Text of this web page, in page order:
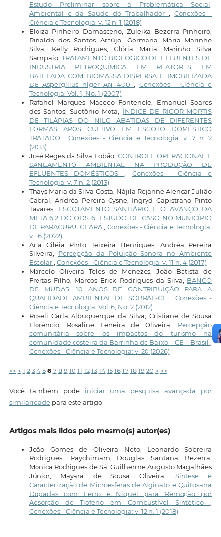
Estudo Preliminar sobre a Problemática Social,
Ambiental e da Saúde do Trabalhador
,Conexões -
Ciência e Tecnologia: v. 12 n. 1 (2018)
Eloiza Pinheiro Damasceno, Zuleika Bezerra Pinheiro,
Rinaldo dos Santos Araújo, Germana Maria Marinho
Silva, Kelly Rodrigues, Glória Maria Marinho Silva
Sampaio, TRATAMENTO BIOLÓGICO DE EFLUENTES DE
INDÚSTRIA PETROQUÍMICA EM REATORES EM
BATELADA COM BIOMASSA DISPERSA E IMOBILIZADA
DE Aspergillus niger AN 400
Conexões - Ciência e
Tecnologia: Vol. 1, No. 1 (2007)
Rafahel Marques Macedo Fontenele, Emanuel Soares
dos Santos, Suetônio Mota, ÍNDICE DE RIGOR MORTIS
DE TILÁPIAS DO NILO ABATIDAS DE DIFERENTES
FORMAS APÓS CULTIVO EM ESGOTO DOMÉSTICO
TRATADO
,Conexões - Ciência e Tecnologia: v. 7 n. 2
(2013)
José Reges da Silva Lobão, CONTROLE OPERACIONAL E
SANEAMENTO AMBIENTAL NA PRODUÇÃO DE
EFLUENTES DOMÉSTICOS
Conexões - Ciência e
Tecnologia: v. 7 n. 2 (2013)
Thays Maria da Silva Costa, Nájila Rejanne Alencar Julião
Cabral, Andréa Pereira Cysne, Ingryd Capistrano Pinto
Tavares, ESGOTAMENTO SANITÁRIO E O AVANÇO DA
META 6.2 DO ODS 6: ESTUDO DE CASO NO MUNICÍPIO
DE PARACURU, CEARÁ
Conexões - Ciência e Tecnologia:
v. 16 (2022)
Ana Ciléia Pinto Teixeira Henriques, Andréa Pereira
Silveira, Percepção da Poluição Sonora no Ambiente
Escolar Conexões - Ciência e Tecnologia: v. 11 n. 4 (2017)
Marcelo Oliveira Teles de Menezes, João Batista de
Freitas Filho, Marcos Erick Rodrigues da Silva, BANCO
DE MUDAS: 10 ANOS DE CONTRIBUIÇÃO PARA A
QUALIDADE AMBIENTAL DE SOBRAL-CE
Conexões -
Ciência e Tecnologia: Vol. 6, No. 2 (2012)
Roseli Carla Albuquerque da Silva, Cristiane de Sousa
Florêncio, Rosaline Ferreira de Oliveira, Percepção
comunitária sobre os impactos do turismo na
comunidade costeira da Barrinha de Baixo – CE – Brasil
Conexões - Ciência e Tecnologia: v. 20 (2026)
<< < 1 2 3 4 5 6 7 8 9 10 11 12 13 14 15 16 17 18 19 20 > >>
Você também pode iniciar uma pesquisa avançada por
similaridadepara este artigo.
Artigos mais lidos pelo mesmo(s) autor(es)
João Gomes de Oliveira Neto, Leonardo Sobreira
Rodrigues, Raychimam Douglas Santana Bezerra,
Mônica Rodrigues de Sá, Guilherme Augusto Magalhães
Júnior, Mayara de Sousa Oliveira, Síntese e
Caracterização de Microesferas de Alginato e Quitosana
Dopadas com Ferro e Níquel para Remoção por
Adsorção de Tiofeno em Combustível Sintético
Conexões - Ciência e Tecnologia: v. 12 n. 1 (2018)